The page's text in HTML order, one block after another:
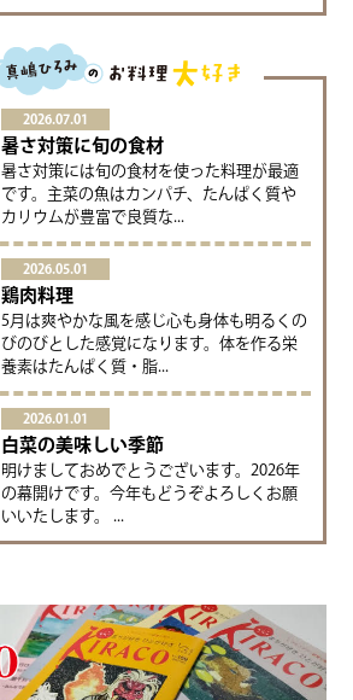
2026.07.01
暑さ対策に旬の食材
暑さ対策には旬の食材を使った料理が最適
です。主菜の魚はカンパチ、たんぱく質や
カリウムが豊富で良質な...
2026.05.01
鶏肉料理
5月は爽やかな風を感じ心も身体も明るくの
びのびとした感覚になります。体を作る栄
養素はたんぱく質・脂...
2026.01.01
白菜の美味しい季節
明けましておめでとうございます。2026年
の幕開けです。今年もどうぞよろしくお願
いいたします。 ...